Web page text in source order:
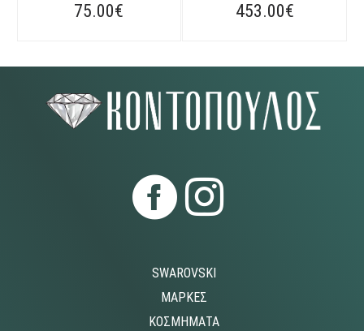
75.00€ 453.00€
SWAROVSKI
ΜΑΡΚΕΣ
ΚΟΣΜΗΜΑΤΑ